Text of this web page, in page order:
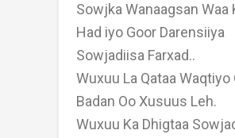
Sowjka Wanaagsan Waa
Had iyo Goor Darensiiya
Sowjadiisa Farxad..
Wuxuu La Qataa Waqtiyo
Badan Oo Xusuus Leh.
Wuxuu Ka Dhigtaa